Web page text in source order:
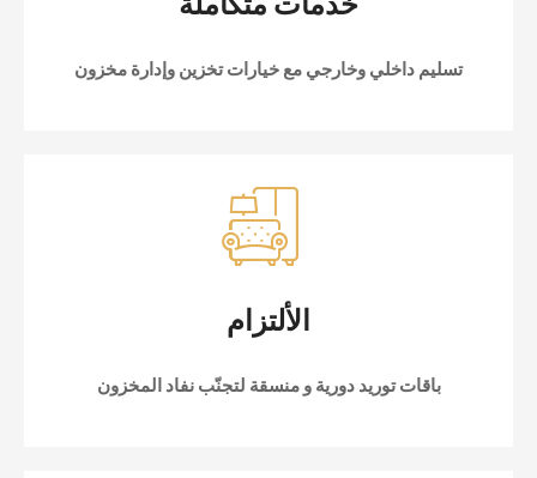
تسليم داخلي وخارجي مع خيارات تخزين وإدارة مخزون
الألتزام
باقات توريد دورية و منسقة لتجنّب نفاد المخزون